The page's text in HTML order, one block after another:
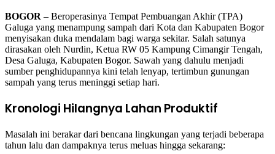
BOGOR – Beroperasinya Tempat Pembuangan Akhir (TPA)
Galuga yang menampung sampah dari Kota dan Kabupaten Bogor
menyisakan duka mendalam bagi warga sekitar. Salah satunya
dirasakan oleh Nurdin, Ketua RW 05 Kampung Cimangir Tengah,
Desa Galuga, Kabupaten Bogor. Sawah yang dahulu menjadi
sumber penghidupannya kini telah lenyap, tertimbun gunungan
sampah yang terus meninggi setiap hari.
Kronologi Hilangnya Lahan Produktif
Masalah ini berakar dari bencana lingkungan yang terjadi beberapa
tahun lalu dan dampaknya terus meluas hingga sekarang: